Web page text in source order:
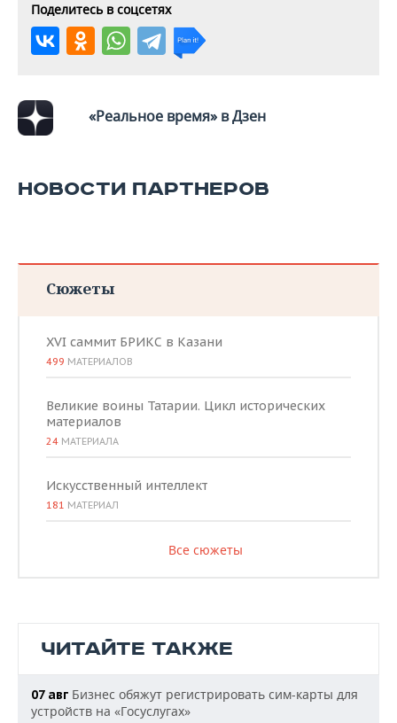
Поделитесь в соцсетях
«Реальное время» в Дзен
НОВОСТИ ПАРТНЕРОВ
Сюжеты
XVI саммит БРИКС в Казани
499 МАТЕРИАЛОВ
Великие воины Татарии. Цикл исторических
материалов
24 МАТЕРИАЛА
Искусственный интеллект
181 МАТЕРИАЛ
Все сюжеты
ЧИТАЙТЕ ТАКЖЕ
07 авг Бизнес обяжут регистрировать сим-карты для
устройств на «Госуслугах»